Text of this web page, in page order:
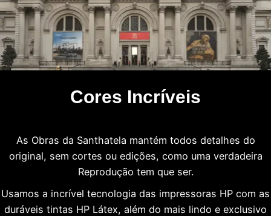
Cores Incríveis
As Obras da Santhatela mantém todos detalhes do
original, sem cortes ou edições, como uma verdadeira
Reprodução tem que ser.
Usamos a incrível tecnologia das impressoras HP com as
duráveis tintas HP Látex, além do mais lindo e exclusivo